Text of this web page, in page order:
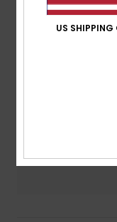
US SHIPPING